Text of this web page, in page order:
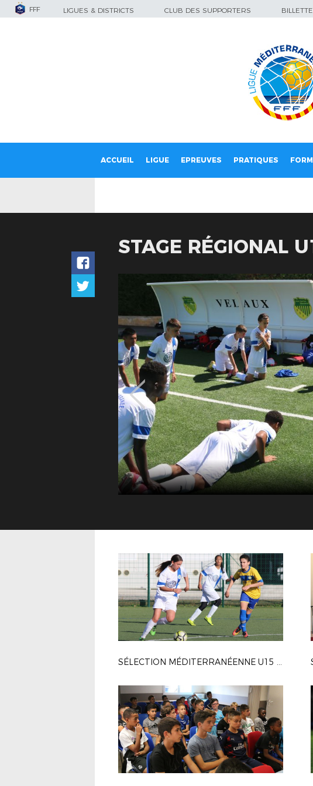
FFF LIGUES & DISTRICTS CLUB DES SUPPORTERS
ACCUEIL LIGUE EPREUVES PRATIQUES
STAGE RÉGIONAL
SÉLECTION MÉDITERRANÉENNE U15 FILLES